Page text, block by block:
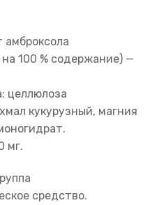
100 % содержание) —
целлюлоза
кукурузный, магния
мг.
средство.